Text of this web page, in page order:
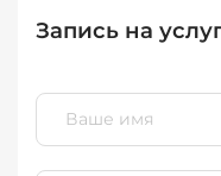
Запись на